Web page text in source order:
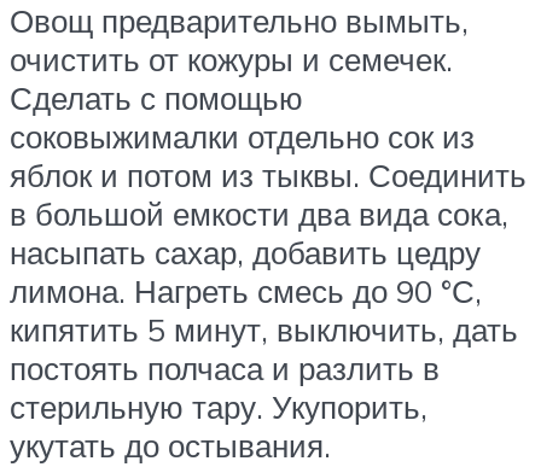
Овощ предварительно вымыть,
очистить от кожуры и семечек.
Сделать с помощью
соковыжималки отдельно сок из
яблок и потом из тыквы. Соединить
в большой емкости два вида сока,
насыпать сахар, добавить цедру
лимона. Нагреть смесь до 90 °С,
кипятить 5 минут, выключить, дать
постоять полчаса и разлить в
стерильную тару. Укупорить,
укутать до остывания.